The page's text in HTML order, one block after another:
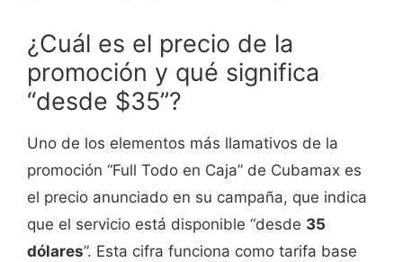
¿Cuál es el precio de la
promoción y qué significa
“desde $35”?
Uno de los elementos más llamativos de la
promoción “Full Todo en Caja” de Cubamax es
el precio anunciado en su campaña, que indica
que el servicio está disponible “desde 35
dólares”. Esta cifra funciona como tarifa base